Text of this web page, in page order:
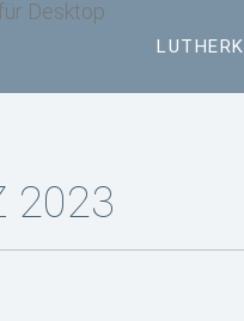
2023